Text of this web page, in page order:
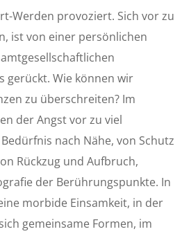
Werden provoziert. Sich vor zu
ist von einer persönlichen
gerückt. Wie können wir
zu überschreiten? Im
der Angst vor zu viel
nach Nähe, von Schutz
Rückzug und Aufbruch,
der Berührungspunkte. In
morbide Einsamkeit, in der
gemeinsame Formen, im